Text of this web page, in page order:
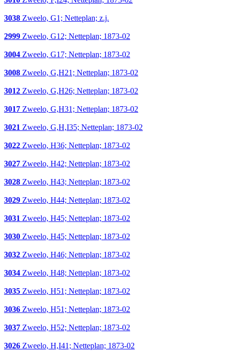
3038 Zweelo, G1; Netteplan; z.j.
2999 Zweelo, G12; Netteplan; 1873-02
3004 Zweelo, G17; Netteplan; 1873-02
3008 Zweelo, G,H21; Netteplan; 1873-02
3012 Zweelo, G,H26; Netteplan; 1873-02
3017 Zweelo, G,H31; Netteplan; 1873-02
3021 Zweelo, G,H,I35; Netteplan; 1873-02
3022 Zweelo, H36; Netteplan; 1873-02
3027 Zweelo, H42; Netteplan; 1873-02
3028 Zweelo, H43; Netteplan; 1873-02
3029 Zweelo, H44; Netteplan; 1873-02
3031 Zweelo, H45; Netteplan; 1873-02
3030 Zweelo, H45; Netteplan; 1873-02
3032 Zweelo, H46; Netteplan; 1873-02
3034 Zweelo, H48; Netteplan; 1873-02
3035 Zweelo, H51; Netteplan; 1873-02
3036 Zweelo, H51; Netteplan; 1873-02
3037 Zweelo, H52; Netteplan; 1873-02
3026 Zweelo, H,I41; Netteplan; 1873-02